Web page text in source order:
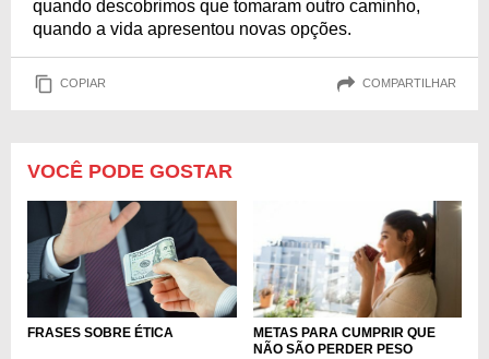
quando descobrimos que tomaram outro caminho,
quando a vida apresentou novas opções.
COPIAR COMPARTILHAR
VOCÊ PODE GOSTAR
FRASES SOBRE ÉTICA
METAS PARA CUMPRIR QUE
NÃO SÃO PERDER PESO